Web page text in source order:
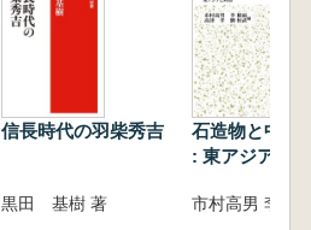
信長時代の羽柴秀吉
黒田 基樹 著
石造物と中世
: 東アジアと